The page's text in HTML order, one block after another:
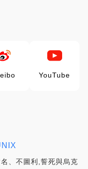
YouTube
、不圖利,誓死與烏克